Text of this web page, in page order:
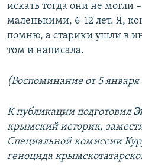
искать тогда они не могли
маленькими, 6-12 лет. Я,
помню, а старики ушли в
том и написала.
(Воспоминание от 5 января
К публикации подготовил
крымский историк,
Специальной комиссии
геноцида